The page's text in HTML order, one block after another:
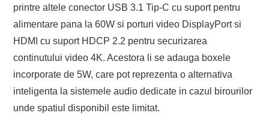
printre altele conector USB 3.1 Tip-C cu suport pentru
alimentare pana la 60W si porturi video DisplayPort si
HDMI cu suport HDCP 2.2 pentru securizarea
continutului video 4K. Acestora li se adauga boxele
incorporate de 5W, care pot reprezenta o alternativa
inteligenta la sistemele audio dedicate in cazul birourilor
unde spatiul disponibil este limitat.